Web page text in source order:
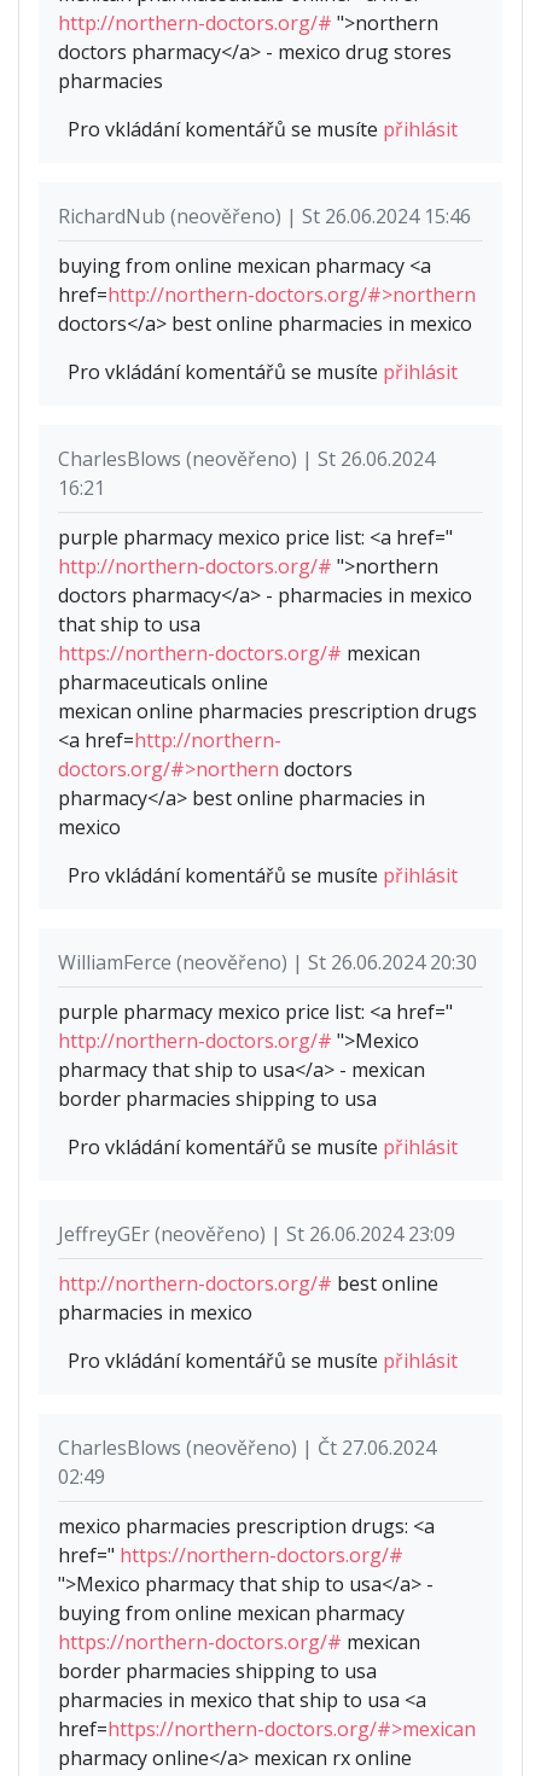
http://northern-doctors.org/# ">northern
doctors pharmacy</a> - mexico drug stores
pharmacies
Pro vkládání komentářů se musíte přihlásit
RichardNub (neověřeno) | St 26.06.2024 15:46
buying from online mexican pharmacy <a
href=http://northern-doctors.org/#>northern
doctors</a> best online pharmacies in mexico
Pro vkládání komentářů se musíte přihlásit
CharlesBlows (neověřeno) | St 26.06.2024
16:21
purple pharmacy mexico price list: <a href="
http://northern-doctors.org/# ">northern
doctors pharmacy</a> - pharmacies in mexico
that ship to usa
https://northern-doctors.org/# mexican
pharmaceuticals online
mexican online pharmacies prescription drugs
<a href=http://northern-
doctors.org/#>northern doctors
pharmacy</a> best online pharmacies in
mexico
Pro vkládání komentářů se musíte přihlásit
WilliamFerce (neověřeno) | St 26.06.2024 20:30
purple pharmacy mexico price list: <a href="
http://northern-doctors.org/# ">Mexico
pharmacy that ship to usa</a> - mexican
border pharmacies shipping to usa
Pro vkládání komentářů se musíte přihlásit
JeffreyGEr (neověřeno) | St 26.06.2024 23:09
http://northern-doctors.org/# best online
pharmacies in mexico
Pro vkládání komentářů se musíte přihlásit
CharlesBlows (neověřeno) | Čt 27.06.2024
02:49
mexico pharmacies prescription drugs: <a
href=" https://northern-doctors.org/#
">Mexico pharmacy that ship to usa</a> -
buying from online mexican pharmacy
https://northern-doctors.org/# mexican
border pharmacies shipping to usa
pharmacies in mexico that ship to usa <a
href=https://northern-doctors.org/#>mexican
pharmacy online</a> mexican rx online